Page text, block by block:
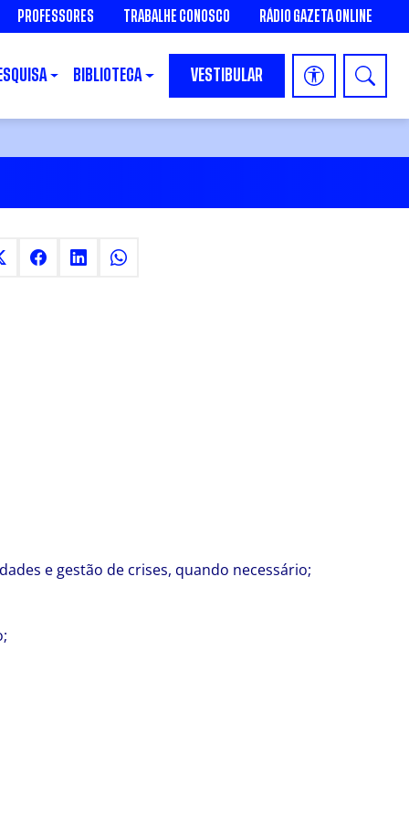
PROFESSORES TRABALHE CONOSCO RÁDIO GAZETA ONLINE
BIBLIOTECA VESTIBULAR
e gestão de crises, quando necessário;